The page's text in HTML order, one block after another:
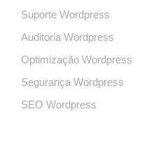
Suporte Wordpress
Auditoria Wordpress
Optimização Wordpress
Segurança Wordpress
SEO Wordpress